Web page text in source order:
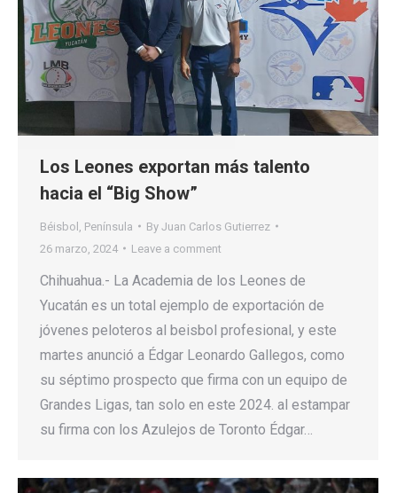
Los Leones exportan más talento
hacia el “Big Show”
Béisbol Península By Juan Carlos Gutierrez
26 marzo, 2024
Leave a comment
Chihuahua.- La Academia de los Leones de
Yucatán es un total ejemplo de exportación de
jóvenes peloteros al beisbol profesional, y este
martes anunció a Édgar Leonardo Gallegos, como
su séptimo prospecto que firma con un equipo de
Grandes Ligas, tan solo en este 2024. al estampar
su firma con los Azulejos de Toronto Édgar…